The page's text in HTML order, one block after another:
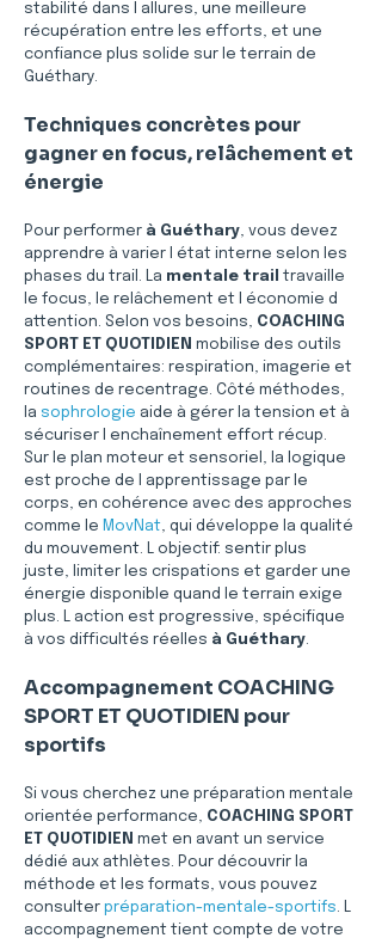
stabilité dans l allures, une meilleure
récupération entre les efforts, et une
confiance plus solide sur le terrain de
Guéthary.
Techniques concrètes pour
gagner en focus, relâchement et
énergie
Pour performer à Guéthary, vous devez
apprendre à varier l état interne selon les
phases du trail. La mentale trail
travaille
le focus, le relâchement et l économie d
attention. Selon vos besoins, COACHING
SPORT ET QUOTIDIEN mobilise des outils
complémentaires: respiration, imagerie et
routines de recentrage. Côté méthodes,
la sophrologie aide à gérer la tension et à
sécuriser l enchaînement effort récup.
Sur le plan moteur et sensoriel, la logique
est proche de l apprentissage par le
corps, en cohérence avec des approches
comme le MovNat, qui développe la qualité
du mouvement. L objectif: sentir plus
juste, limiter les crispations et garder une
énergie disponible quand le terrain exige
plus. L action est progressive, spécifique
à vos difficultés réelles à Guéthary.
Accompagnement COACHING
SPORT ET QUOTIDIEN pour
sportifs
Si vous cherchez une préparation mentale
orientée performance, COACHING SPORT
ET QUOTIDIEN met en avant un service
dédié aux athlètes. Pour découvrir la
méthode et les formats, vous pouvez
consulter préparation-mentale-sportifs. L
accompagnement tient compte de votre